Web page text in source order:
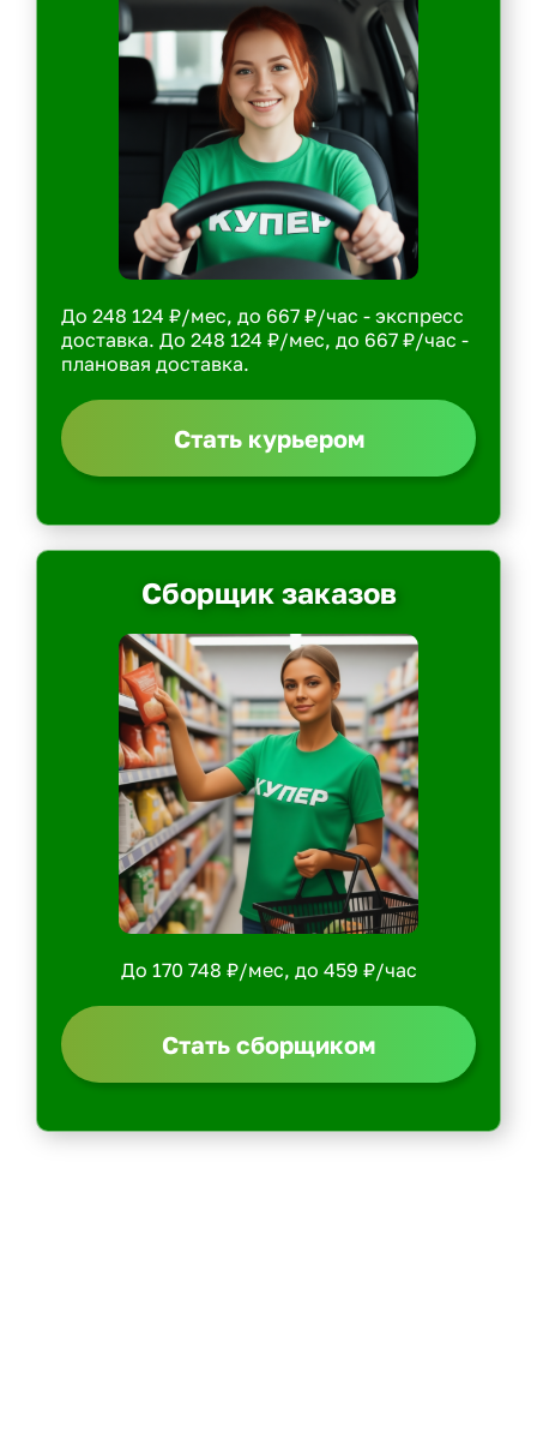
До 248 124 ₽/мес, до 667 ₽/час - экспресс
доставка. До 248 124 ₽/мес, до 667 ₽/час -
плановая доставка.
Стать курьером
Сборщик заказов
До 170 748 ₽/мес, до 459 ₽/час
Стать сборщиком